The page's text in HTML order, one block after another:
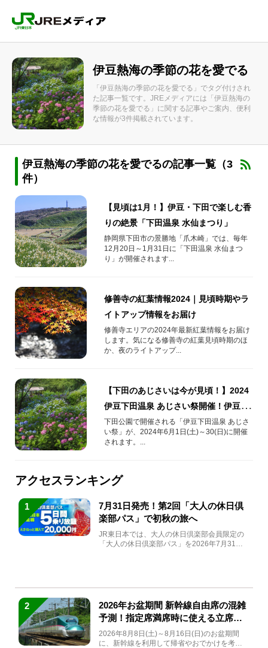
伊豆熱海の季節の花を愛でる
「伊豆熱海の季節の花を愛でる」でタグ付けされ
た記事一覧です。JREメディアには「伊豆熱海の
季節の花を愛でる」に関する記事やご案内、便利
な情報が3件掲載されています。
伊豆熱海の季節の花を愛でるの記事一覧（3
件）
【見頃は1月！】伊豆・下田で楽しむ香
りの絶景「下田温泉 水仙まつり」
静岡県下田市の景勝地「爪木崎」では、毎年
12月20日～1月31日に「下田温泉 水仙まつ
り」が開催されます...
修善寺の紅葉情報2024｜見頃時期やラ
イトアップ情報をお届け
修善寺エリアの2024年最新紅葉情報をお届け
します。気になる修善寺の紅葉見頃時期のほ
か、夜のライトアップ...
【下田のあじさいは今が見頃！】2024
伊豆下田温泉 あじさい祭開催！伊豆
naviスタンプラリーを巡って賞品をゲ
ットしよう！
下田公園で開催される「伊豆下田温泉 あじさ
い祭」が、2024年6月1日(土)～30(日)に開催
されます。...
アクセスランキング
1
7月31日発売！第2回「大人の休日倶
楽部パス」で初秋の旅へ
JR東日本では、大人の休日倶楽部会員限定の
「大人の休日倶楽部パス」を2026年7月31日
2
2026年お盆期間 新幹線自由席の混雑
予測！指定席満席時に使える立席特
急券も解説
2026年8月8日(土)～8月16日(日)のお盆期間
に、新幹線を利用して帰省やおでかけを考え